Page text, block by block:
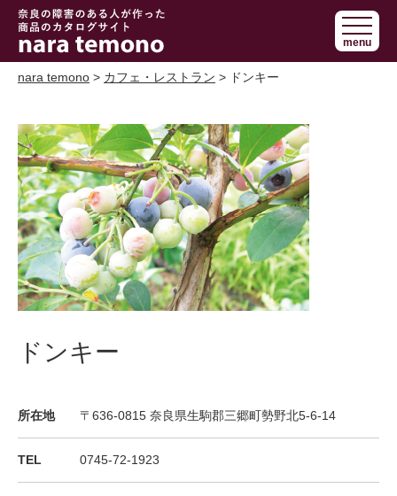
奈良で障害の
ある人の手作
り商品 nara
menu
nara temono > カフェ・レストラン > ドンキー
ドンキー
所在地 〒636-0815 奈良県生駒郡三郷町勢野北5-6-14
TEL 0745-72-1923